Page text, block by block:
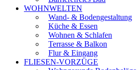
WOHNWELTEN
Wand- & Bodengestaltung
Küche & Essen
Wohnen & Schlafen
Terrasse & Balkon
Flur & Eingang
FLIESEN-VORZÜGE